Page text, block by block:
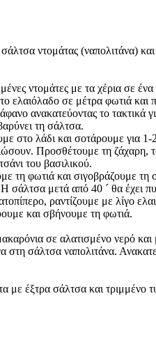
ντομάτας (ναπολιτάνα)
ντομάτες με τα χέρια σε
ελαιόλαδο σε μέτρα φωτιά
ανακατεύοντας το τακτικά
τη σάλτσα.
στο λάδι και σοτάρουμε για 1-
Προσθέτουμε τη ζάχαρη,
του βασιλικού.
τη φωτιά και σιγοβράζουμε τη
σάλτσα μετά από 40 ´ θα έχει
ραντίζουμε με λίγο
και σβήνουμε τη φωτιά.
σε αλατισμένο νερό και
στη σάλτσα ναπολιτάνα.
με έξτρα σάλτσα και τριμμένο